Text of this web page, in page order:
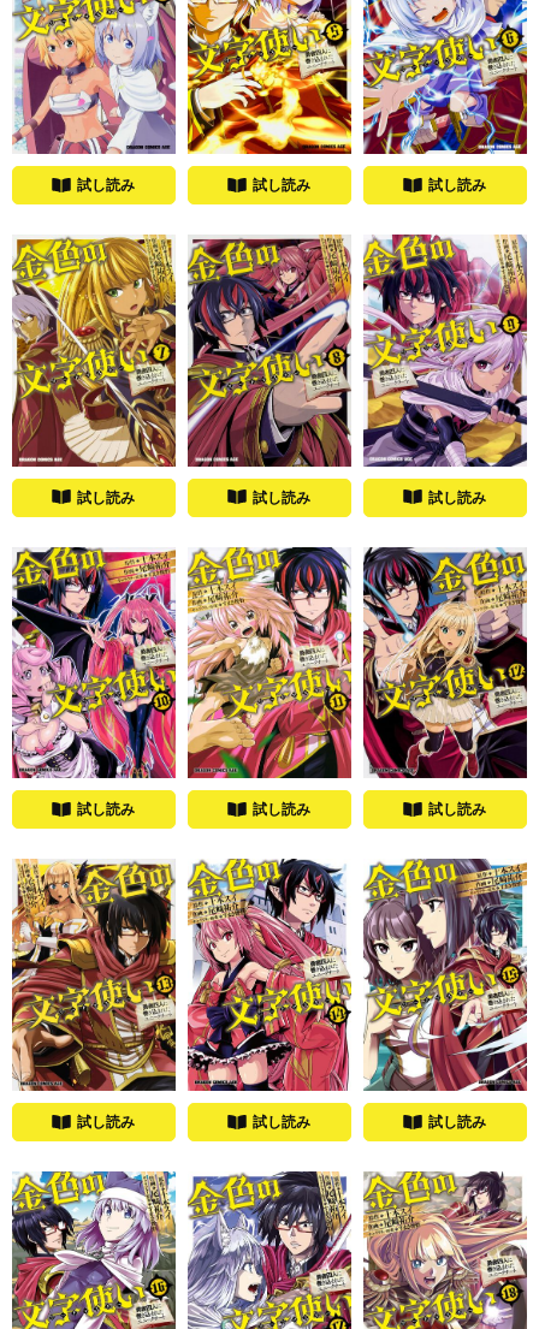
試し読み 試し読み 試し読み
試し読み 試し読み 試し読み
試し読み 試し読み 試し読み
試し読み 試し読み 試し読み